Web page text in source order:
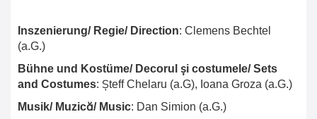
Inszenierung/ Regie/ Direction: Clemens Bechtel
(a.G.)
Bühne und Kostüme/ Decorul și costumele/ Sets
and Costumes: Șteff Chelaru (a.G), Ioana Groza (a.G.)
Musik/ Muzică/ Music: Dan Simion (a.G.)